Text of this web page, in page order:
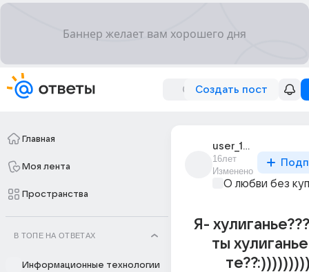
Создать пост
Главная
Моя лента
Пространства
В ТОПЕ НА ОТВЕТАХ
Информационные технологии
user_10765106
16лет
Изменено
О любви без
Я-
ты